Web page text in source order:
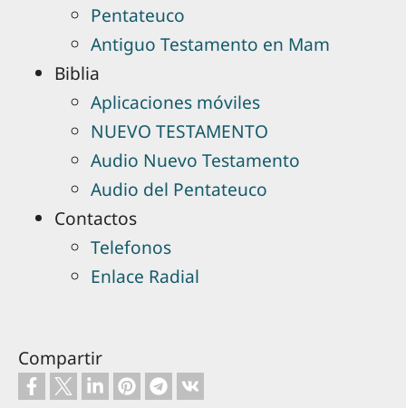
Pentateuco
Antiguo Testamento en Mam
Biblia
Aplicaciones móviles
NUEVO TESTAMENTO
Audio Nuevo Testamento
Audio del Pentateuco
Contactos
Telefonos
Enlace Radial
Compartir